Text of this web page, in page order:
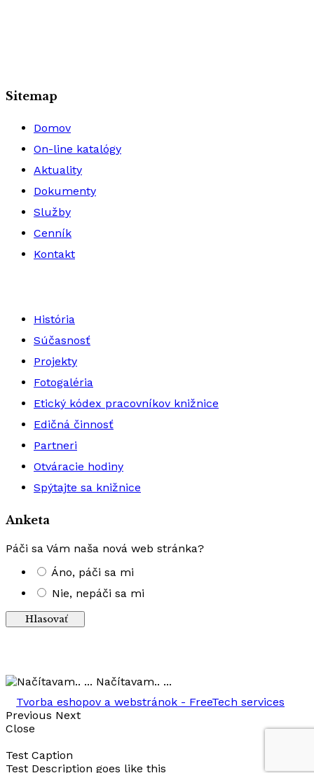
Sitemap
Domov
On-line katalógy
Aktuality
Dokumenty
Služby
Cenník
Kontakt
História
Súčasnosť
Projekty
Fotogaléria
Etický kódex pracovníkov knižnice
Edičná činnosť
Partneri
Otváracie hodiny
Spýtajte sa knižnice
Anketa
Páči sa Vám naša nová web stránka?
Áno, páči sa mi
Nie, nepáči sa mi
Načítavam.. ...
Tvorba eshopov a webstránok - FreeTech services
Previous Next
Close
Test Caption
Test Description goes like this